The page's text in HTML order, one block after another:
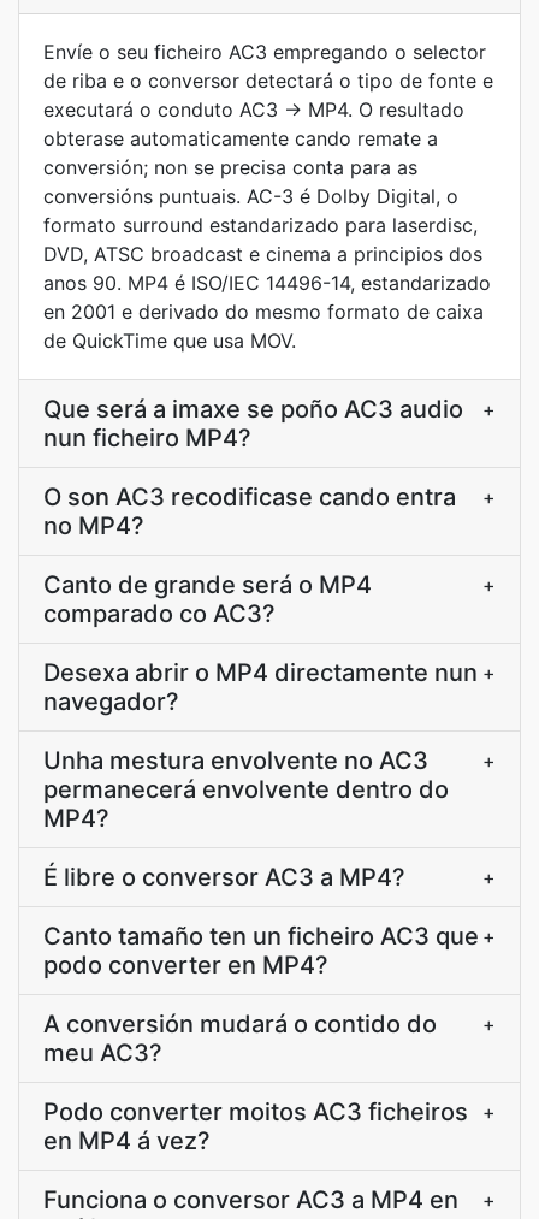
Envíe o seu ficheiro AC3 empregando o selector
de riba e o conversor detectará o tipo de fonte e
executará o conduto AC3 → MP4. O resultado
obterase automaticamente cando remate a
conversión; non se precisa conta para as
conversións puntuais. AC-3 é Dolby Digital, o
formato surround estandarizado para laserdisc,
DVD, ATSC broadcast e cinema a principios dos
anos 90. MP4 é ISO/IEC 14496-14, estandarizado
en 2001 e derivado do mesmo formato de caixa
de QuickTime que usa MOV.
Que será a imaxe se poño AC3 audio
nun ficheiro MP4?
+
O son AC3 recodificase cando entra
no MP4?
+
Canto de grande será o MP4
comparado co AC3?
+
Desexa abrir o MP4 directamente nun
navegador?
+
Unha mestura envolvente no AC3
permanecerá envolvente dentro do
MP4?
+
É libre o conversor AC3 a MP4? +
Canto tamaño ten un ficheiro AC3 que
podo converter en MP4?
+
A conversión mudará o contido do
meu AC3?
+
Podo converter moitos AC3 ficheiros
en MP4 á vez?
+
Funciona o conversor AC3 a MP4 en
+